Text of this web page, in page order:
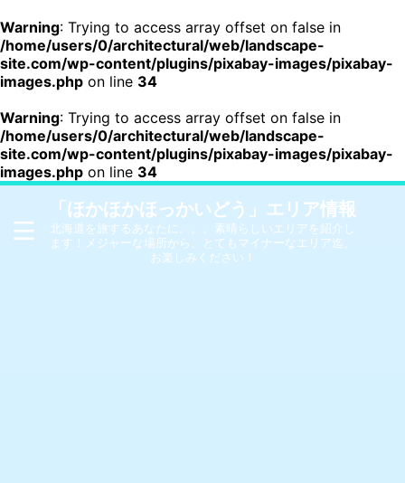
Warning: Trying to access array offset on false in
/home/users/0/architectural/web/landscape-
site.com/wp-content/plugins/pixabay-images/pixabay-
images.php on line 34
Warning: Trying to access array offset on false in
/home/users/0/architectural/web/landscape-
site.com/wp-content/plugins/pixabay-images/pixabay-
images.php on line 34
「ほかほかほっかいどう」エリア情報
北海道を旅するあなたに。。。素晴らしいエリアを紹介し
ます！メジャーな場所から、とてもマイナーなエリア迄、
お楽しみください！